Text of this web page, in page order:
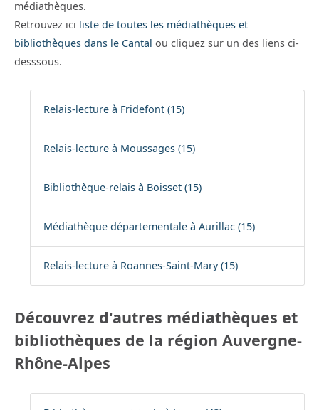
médiathèques.
Retrouvez ici liste de toutes les médiathèques et
bibliothèques dans le Cantal ou cliquez sur un des liens ci-
desssous.
Relais-lecture à Fridefont (15)
Relais-lecture à Moussages (15)
Bibliothèque-relais à Boisset (15)
Médiathèque départementale à Aurillac (15)
Relais-lecture à Roannes-Saint-Mary (15)
Découvrez d'autres médiathèques et
bibliothèques de la région Auvergne-
Rhône-Alpes